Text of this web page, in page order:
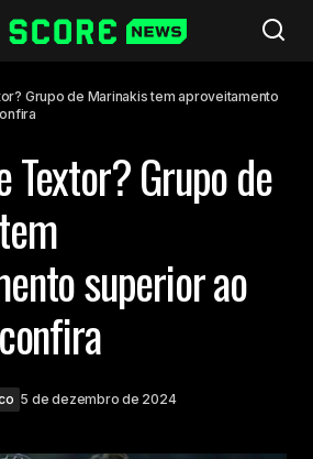
Grupo de Marinakis tem aproveitamento
Textor? Grupo de
superior ao
5 de dezembro de 2024